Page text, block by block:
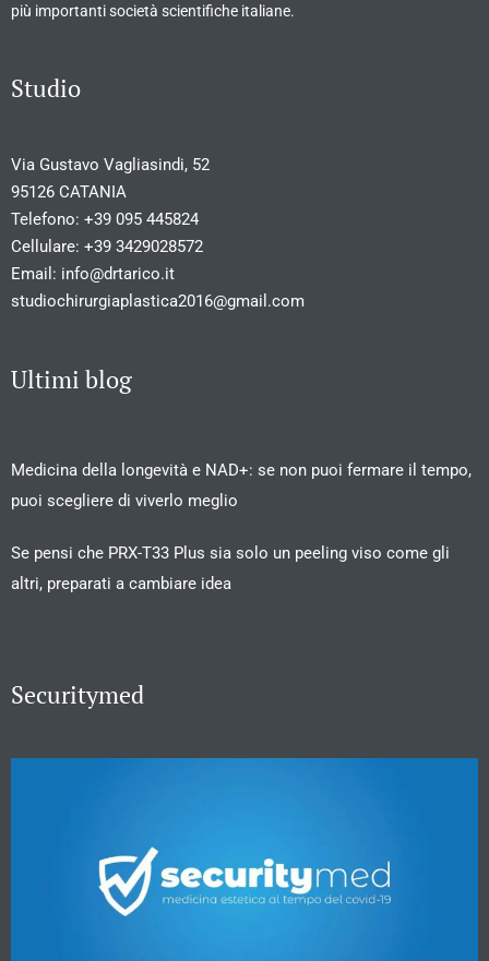
più importanti società scientifiche italiane.
Studio
Via Gustavo Vagliasindi, 52
95126 CATANIA
Telefono: +39 095 445824
Cellulare: +39 3429028572
Email: info@drtarico.it
studiochirurgiaplastica2016@gmail.com
Ultimi blog
Medicina della longevità e NAD+: se non puoi fermare il tempo,
puoi scegliere di viverlo meglio
Se pensi che PRX-T33 Plus sia solo un peeling viso come gli
altri, preparati a cambiare idea
Securitymed